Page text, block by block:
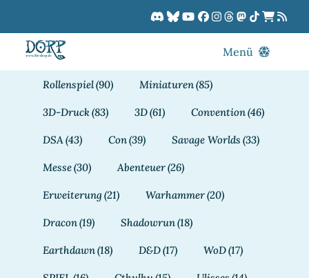
springen
Menü
Rollenspiel(90) Miniaturen(85)
3D-Druck(83) 3D(61) Convention(46)
DSA (43) Con(39) Savage Worlds (33)
Messe(30) Abenteuer(26)
Erweiterung (21) Warhammer(20)
Dracon(19) Shadowrun(18)
Earthdawn(18) D&D(17) WoD(17)